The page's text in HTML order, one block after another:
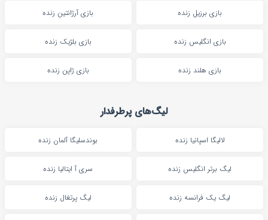
بازی برزیل زنده بازی آرژانتین زنده
بازی انگلیس زنده بازی بلژیک زنده
بازی هلند زنده بازی ژاپن زنده
لیگ‌های پرطرفدار
لالیگا اسپانیا زنده بوندسلیگا آلمان زنده
لیگ برتر انگلیس زنده سری آ ایتالیا زنده
لیگ یک فرانسه زنده لیگ پرتغال زنده